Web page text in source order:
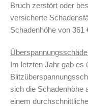
Bruch zerstört oder
versicherte
Schadenhöhe von 361
Im letzten Jahr gab es
sich die Schadenhöhe
einem